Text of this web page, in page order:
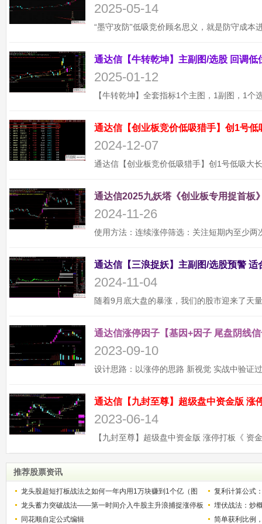
2025-05-14
2025-01-12
通达信【创业板竞价低吸猎手】创1号
2024-12-07
通达信2025九妖塔《创业板专用捉首板
2024-11-26
2024-11-04
通达信涨停因子【基因+因子 尾盘阴线
2023-09-10
2023-06-14
推荐股票资讯
龙头股超短打板战法之如何一年内用1万块赚到1个亿（图
解）
复利计算公式
少？
龙头蓄力突破战法——第一时间介入牛股主升浪捕捉涨停板
的技巧（图解）
埋伏战法：炒
同花顺自定公式编辑
简单获利比例